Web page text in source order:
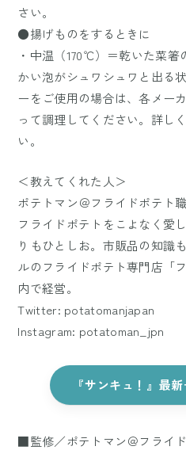
さい。
●揚げものをするときに
・中温（170℃）＝乾いた菜
かい泡がシュワシュワと出る
ーをご使用の場合は、各メー
って調理してください。詳し
い。
＜教えてくれた人＞
ポテトマン＠フライドポテト
フライドポテトをこよなく愛
りもひとしお。市販品の知識
ルのフライドポテト専門店「
内で経営。
Twitter: potatomanjapan
Instagram: potatoman_jpn
『サンキュ！』最
■監修／ポテトマン＠フライ